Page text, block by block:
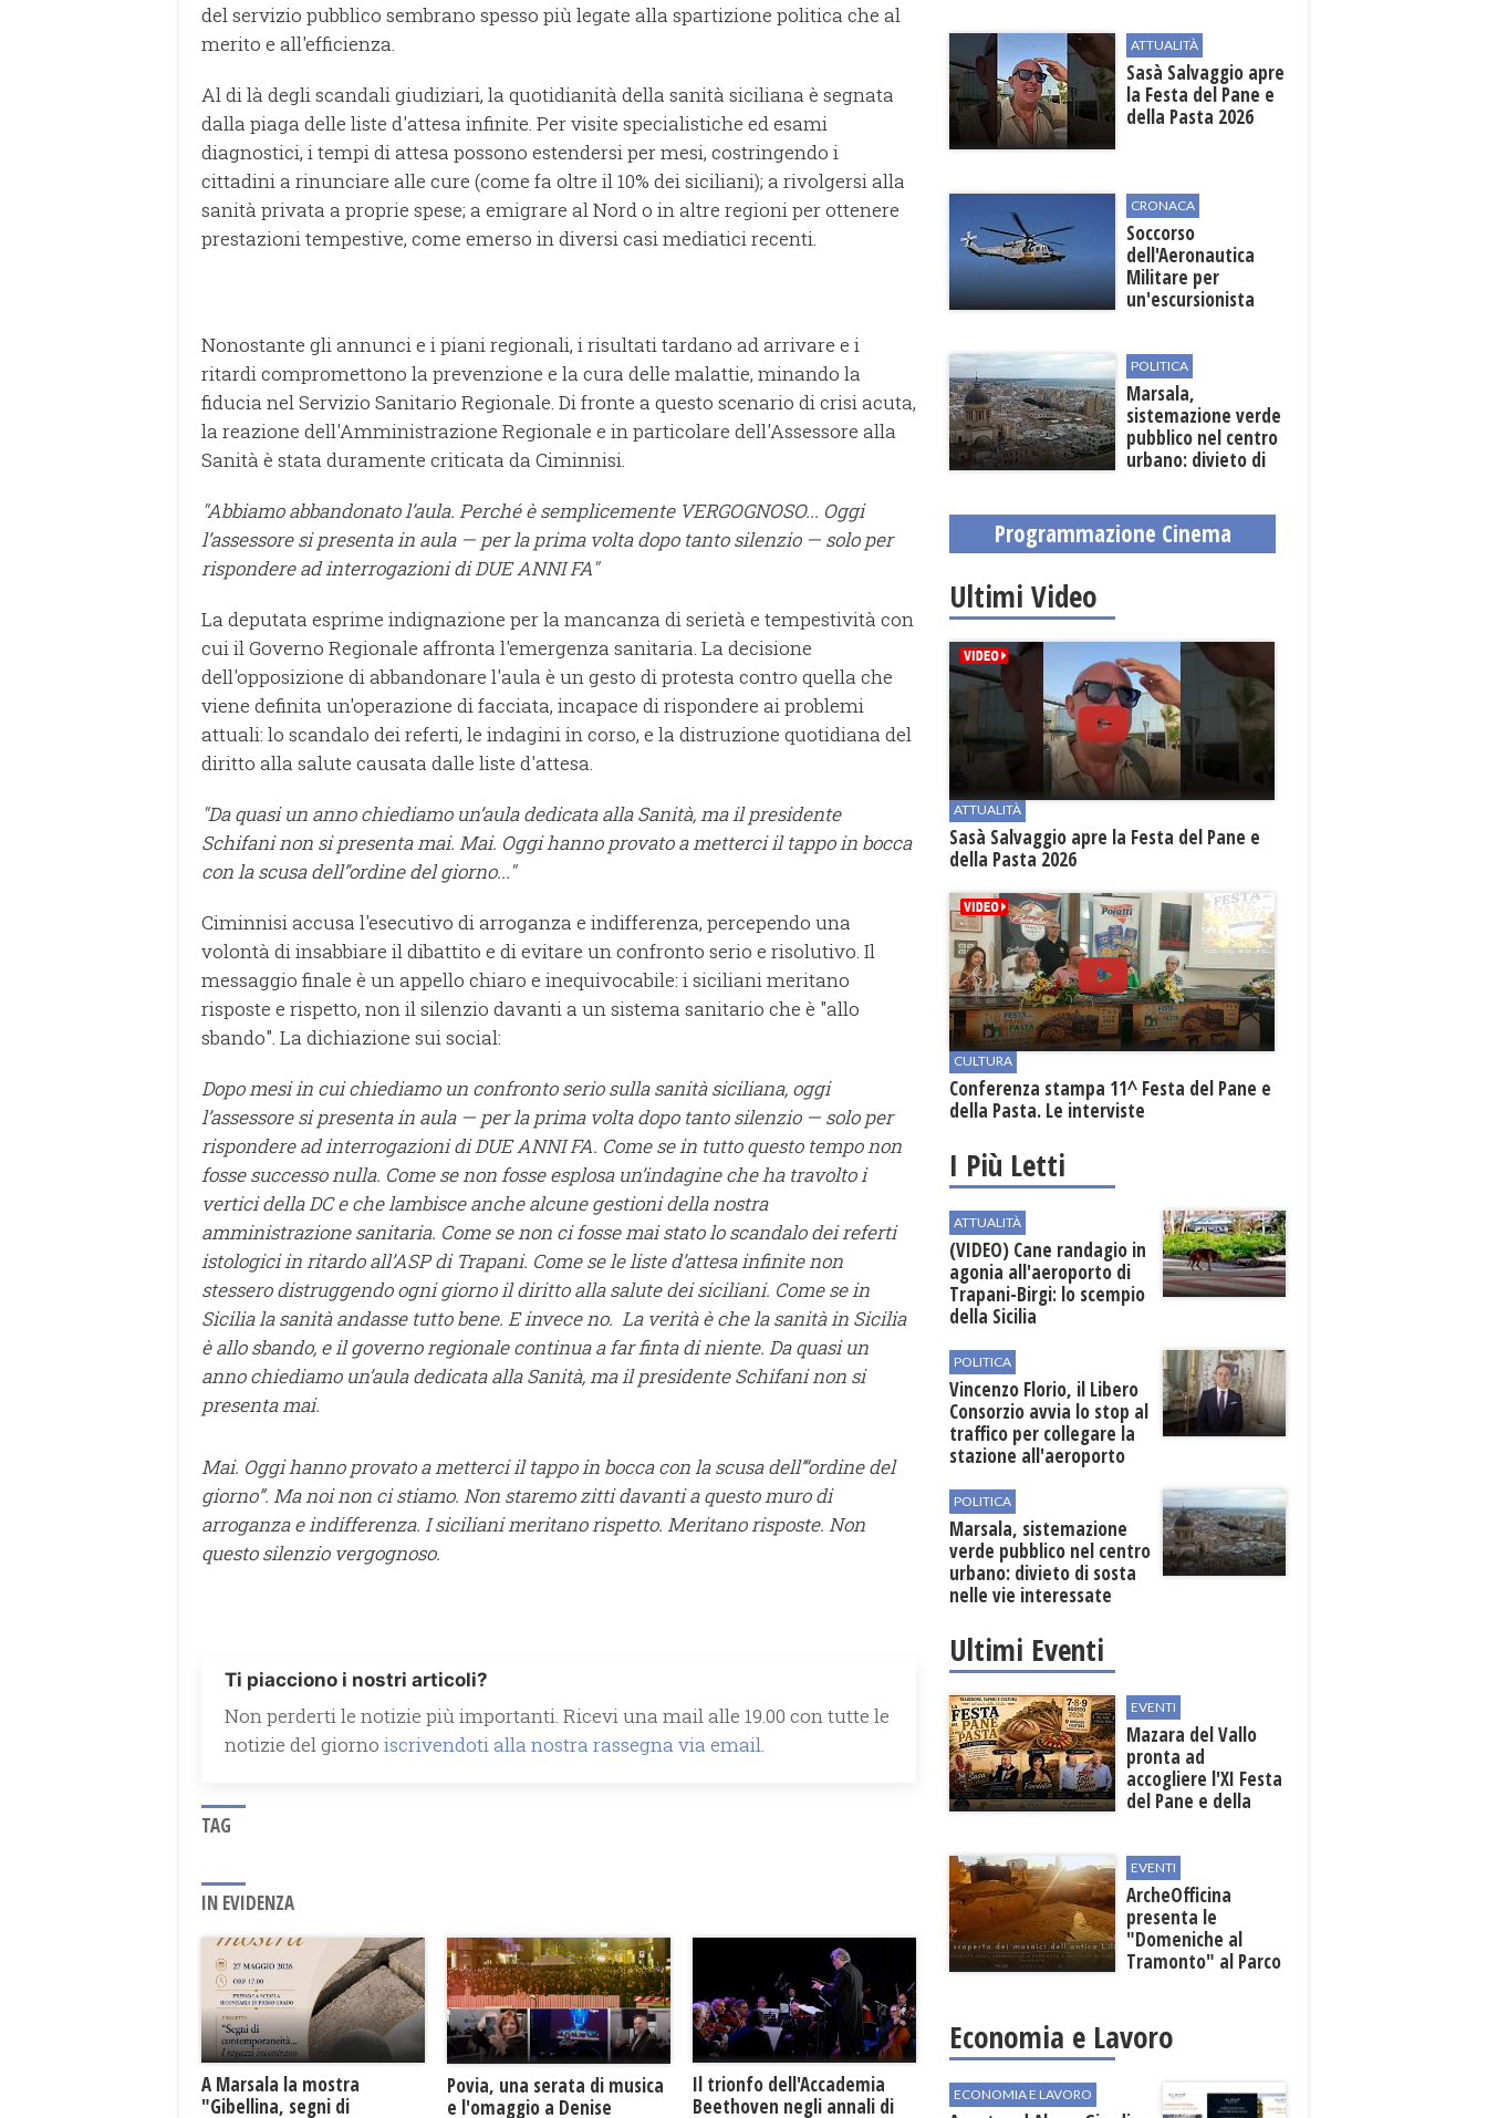
del servizio pubblico sembrano spesso più legate alla spartizione politica che al
merito e all'efficienza.
Al di là degli scandali giudiziari, la quotidianità della sanità siciliana è segnata
dalla piaga delle liste d'attesa infinite. Per visite specialistiche ed esami
diagnostici, i tempi di attesa possono estendersi per mesi, costringendo i
cittadini a rinunciare alle cure (come fa oltre il 10% dei siciliani); a rivolgersi alla
sanità privata a proprie spese; a emigrare al Nord o in altre regioni per ottenere
prestazioni tempestive, come emerso in diversi casi mediatici recenti.
Nonostante gli annunci e i piani regionali, i risultati tardano ad arrivare e i
ritardi compromettono la prevenzione e la cura delle malattie, minando la
fiducia nel Servizio Sanitario Regionale. Di fronte a questo scenario di crisi acuta,
la reazione dell'Amministrazione Regionale e in particolare dell'Assessore alla
Sanità è stata duramente criticata da Ciminnisi.
"Abbiamo abbandonato l’aula. Perché è semplicemente VERGOGNOSO... Oggi
l’assessore si presenta in aula — per la prima volta dopo tanto silenzio — solo per
rispondere ad interrogazioni di DUE ANNI FA"
La deputata esprime indignazione per la mancanza di serietà e tempestività con
cui il Governo Regionale affronta l'emergenza sanitaria. La decisione
dell'opposizione di abbandonare l'aula è un gesto di protesta contro quella che
viene definita un'operazione di facciata, incapace di rispondere ai problemi
attuali: lo scandalo dei referti, le indagini in corso, e la distruzione quotidiana del
diritto alla salute causata dalle liste d'attesa.
"Da quasi un anno chiediamo un’aula dedicata alla Sanità, ma il presidente
Schifani non si presenta mai. Mai. Oggi hanno provato a metterci il tappo in bocca
con la scusa dell’'ordine del giorno..."
Ciminnisi accusa l'esecutivo di arroganza e indifferenza, percependo una
volontà di insabbiare il dibattito e di evitare un confronto serio e risolutivo. Il
messaggio finale è un appello chiaro e inequivocabile: i siciliani meritano
risposte e rispetto, non il silenzio davanti a un sistema sanitario che è "allo
sbando". La dichiazione sui social:
Dopo mesi in cui chiediamo un confronto serio sulla sanità siciliana, oggi
l’assessore si presenta in aula — per la prima volta dopo tanto silenzio — solo per
rispondere ad interrogazioni di DUE ANNI FA. Come se in tutto questo tempo non
fosse successo nulla. Come se non fosse esplosa un’indagine che ha travolto i
vertici della DC e che lambisce anche alcune gestioni della nostra
amministrazione sanitaria. Come se non ci fosse mai stato lo scandalo dei referti
istologici in ritardo all’ASP di Trapani. Come se le liste d’attesa infinite non
stessero distruggendo ogni giorno il diritto alla salute dei siciliani. Come se in
Sicilia la sanità andasse tutto bene. E invece no. La verità è che la sanità in Sicilia
è allo sbando, e il governo regionale continua a far finta di niente. Da quasi un
anno chiediamo un’aula dedicata alla Sanità, ma il presidente Schifani non si
presenta mai.
Mai. Oggi hanno provato a metterci il tappo in bocca con la scusa dell’“ordine del
giorno”. Ma noi non ci stiamo. Non staremo zitti davanti a questo muro di
arroganza e indifferenza. I siciliani meritano rispetto. Meritano risposte. Non
questo silenzio vergognoso.
Ti piacciono i nostri articoli?
Non perderti le notizie più importanti. Ricevi una mail alle 19.00 con tutte le
notizie del giorno iscrivendoti alla nostra rassegna via email.
TAG
IN EVIDENZA
A Marsala la mostra
"Gibellina, segni di
Povia, una serata di musica
e l'omaggio a Denise
Il trionfo dell'Accademia
Beethoven negli annali di
ATTUALITÀ
Sasà Salvaggio apre
la Festa del Pane e
della Pasta 2026
CRONACA
Soccorso
dell'Aeronautica
Militare per
un'escursionista
POLITICA
Marsala,
sistemazione verde
pubblico nel centro
urbano: divieto di
Programmazione Cinema
Ultimi Video
ATTUALITÀ
Sasà Salvaggio apre la Festa del Pane e
della Pasta 2026
CULTURA
Conferenza stampa 11^ Festa del Pane e
della Pasta. Le interviste
I Più Letti
ATTUALITÀ
(VIDEO) Cane randagio in
agonia all'aeroporto di
Trapani-Birgi: lo scempio
della Sicilia
POLITICA
Vincenzo Florio, il Libero
Consorzio avvia lo stop al
traffico per collegare la
stazione all'aeroporto
POLITICA
Marsala, sistemazione
verde pubblico nel centro
urbano: divieto di sosta
nelle vie interessate
Ultimi Eventi
EVENTI
Mazara del Vallo
pronta ad
accogliere l'XI Festa
del Pane e della
EVENTI
ArcheOfficina
presenta le
"Domeniche al
Tramonto" al Parco
Economia e Lavoro
ECONOMIA E LAVORO